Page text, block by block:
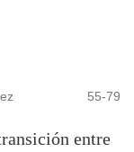
55-79
entre